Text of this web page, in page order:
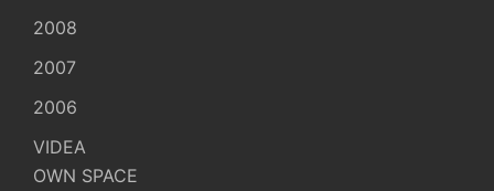
2008
2007
2006
VIDEA
OWN SPACE